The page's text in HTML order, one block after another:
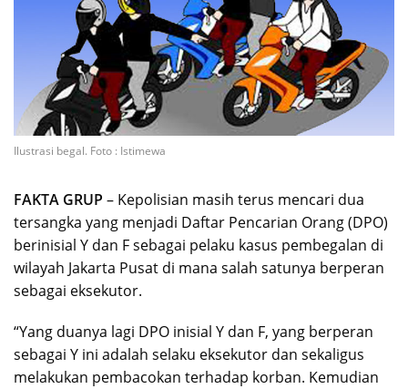
Ilustrasi begal. Foto : Istimewa
FAKTA GRUP – Kepolisian masih terus mencari dua
tersangka yang menjadi Daftar Pencarian Orang (DPO)
berinisial Y dan F sebagai pelaku kasus pembegalan di
wilayah Jakarta Pusat di mana salah satunya berperan
sebagai eksekutor.
“Yang duanya lagi DPO inisial Y dan F, yang berperan
sebagai Y ini adalah selaku eksekutor dan sekaligus
melakukan pembacokan terhadap korban. Kemudian